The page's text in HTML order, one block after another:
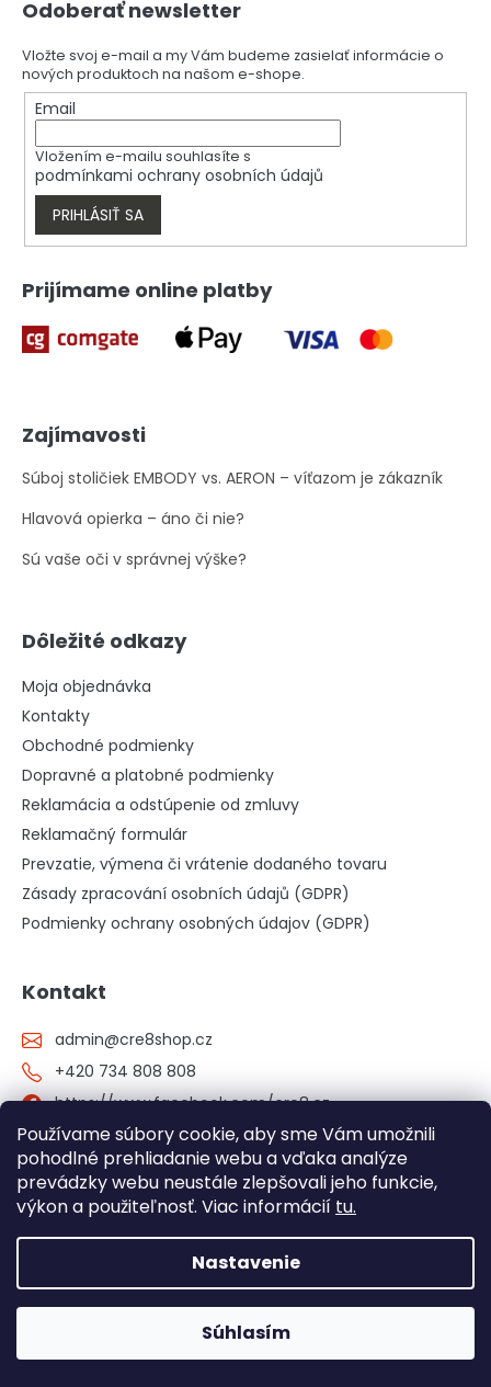
Používame súbory cookie, aby sme Vám umožnili
pohodlné prehliadanie webu a vďaka analýze
prevádzky webu neustále zlepšovali jeho funkcie,
výkon a použiteľnosť. Viac informácií tu.
Nastavenie
Súhlasím
a
c
i
r
v
p
i
Odoberať newsletter
Vložte svoj e-mail a my Vám budeme zasielať informácie o
nových produktoch na našom e-shope.
Email
Vložením e-mailu souhlasíte s
podmínkami ochrany osobních údajů
PRIHLÁSIŤ SA
Prijímame online platby
Zajímavosti
Súboj stoličiek EMBODY vs. AERON – víťazom je zákazník
Hlavová opierka – áno či nie?
Sú vaše oči v správnej výške?
Dôležité odkazy
Moja objednávka
Kontakty
Obchodné podmienky
Dopravné a platobné podmienky
Reklamácia a odstúpenie od zmluvy
Reklamačný formulár
Prevzatie, výmena či vrátenie dodaného tovaru
Zásady zpracování osobních údajů (GDPR)
Podmienky ochrany osobných údajov (GDPR)
Kontakt
admin@cre8shop.cz
+420 734 808 808
https://www.facebook.com/cre8.cz
cre8_cz/?hl=cs
YouTube
Skúste tiež: www.cre8.cz - informatívny web o všetkých
našich produktoch
Copyright 2026cre8shop. Všetky práva vyhradené.